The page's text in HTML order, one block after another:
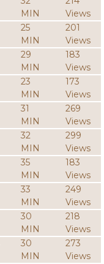
MIN
Views
25
MIN
201
Views
29
MIN
183
Views
23
MIN
173
Views
31
MIN
269
Views
32
MIN
299
Views
35
MIN
183
Views
33
MIN
249
Views
30
MIN
218
Views
30
MIN
273
Views